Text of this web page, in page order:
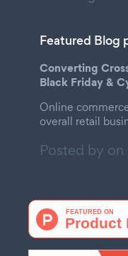
Featured Blog
Converting
Black Friday &
Online
overall retail
Posted by on